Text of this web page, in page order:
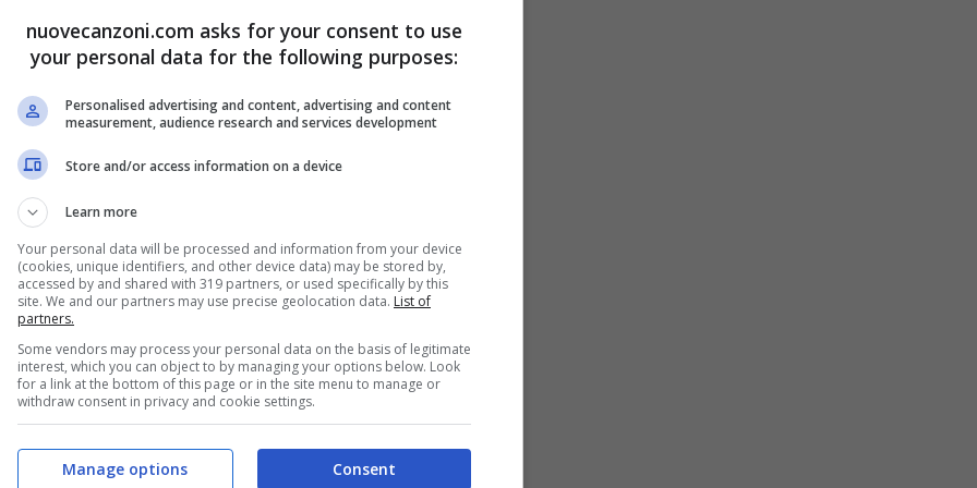
il video ufficiale di High Definition, brano
Puoi visionarlo quì di seguito.
nuovecanzoni.com asks for your consent to use
your personal data for the following purposes:
Personalised advertising and content, advertising and content
measurement, audience research and services development
Store and/or access information on a device
Learn more
Your personal data will be processed and information from your device
(cookies, unique identifiers, and other device data) may be stored by,
accessed by and shared with 319 partners, or used specifically by this
site. We and our partners may use precise geolocation data. List of
partners.
Some vendors may process your personal data on the basis of legitimate
interest, which you can object to by managing your options below. Look
for a link at the bottom of this page or in the site menu to manage or
withdraw consent in privacy and cookie settings.
Consent
Manage options